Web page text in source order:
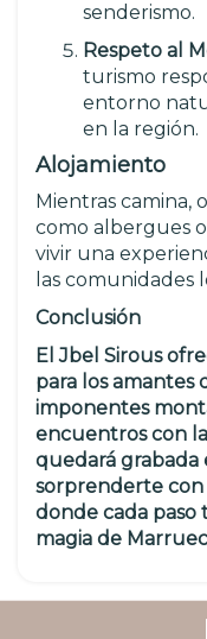
senderismo.
Respeto al
turismo
entorno
en la región.
Alojamiento
Mientras camina,
como albergues
vivir una
las comunidades
Conclusión
El Jbel Sirous
para los amantes
imponentes
encuentros con
quedará grabada
sorprenderte con
donde cada paso
magia de